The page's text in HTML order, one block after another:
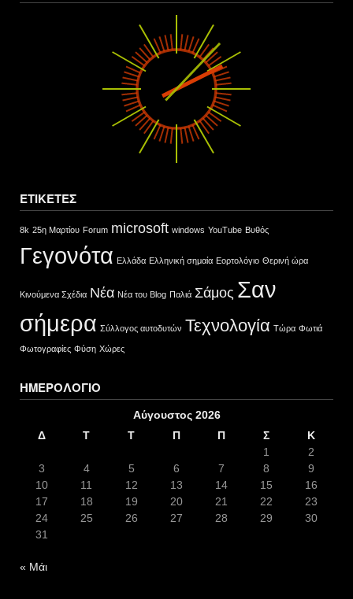
ΕΤΙΚΈΤΕΣ
8k 25η Μαρτίου Forum microsoft windows YouTube Βυθός
Γεγονότα Ελλάδα Ελληνική σημαία Εορτολόγιο Θερινή ώρα
Κινούμενα Σχέδια Νέα Νέα του Blog Παλιά Σάμος Σαν
σήμερα Σύλλογος αυτοδυτών Τεχνολογία Τώρα Φωτιά
Φωτογραφίες Φύση Χώρες
ΗΜΕΡΟΛΌΓΙΟ
Αύγουστος 2026
Δ
Τ Τ Π Π Σ
Κ
1
2
3
4 5 6 7 8
9
10
11 12 13 14 15
16
17
18 19 20 21 22
23
24
25 26 27 28 29
30
31
« Μάι